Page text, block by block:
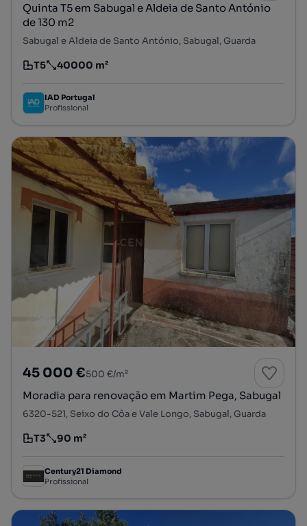
Quinta T5 em Sabugal e Aldeia de Santo António
de 130 m2
Sabugal e Aldeia de Santo António, Sabugal, Guarda
Tipologia
T5
Preço por metro quadrado
40000 m²
IAD Portugal
Profissional
45 000 €500 €/m²
Moradia para renovação em Martim Pega, Sabugal
6320-521, Seixo do Côa e Vale Longo, Sabugal, Guarda
Tipologia
T3
Preço por metro quadrado
90 m²
Century21 Diamond
Profissional